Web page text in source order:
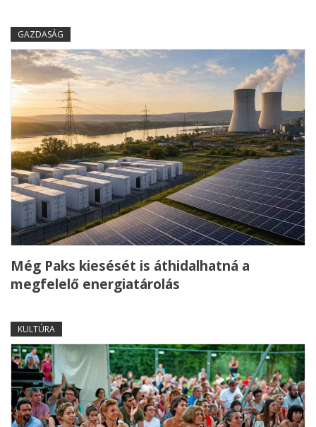
GAZDASÁG
Még Paks kiesését is áthidalhatná a
megfelelő energiatárolás
KULTÚRA